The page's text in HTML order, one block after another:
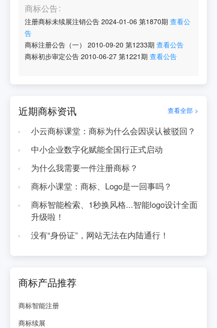
商标公告
注册商标未续展注销公告 2024-01-06 第1870期 查看公
告
商标注册公告（一）
2010-09-20 第1233期 查看公告
商标初步审定公告 2010-06-27 第1221期 查看公告
近期商标资讯 查看全部 >
小云商标课堂：商标为什么会因误认被驳回？
中小企业数字化赋能全国行正式启动
为什么我需要一件注册商标？
商标小课堂：商标、Logo是一回事吗？
商标智能检索、1秒换风格...智能logo设计全面
升级啦！
没有“身份证”，网站无法在内陆通行！
商标产品推荐
商标智能注册
商标续展